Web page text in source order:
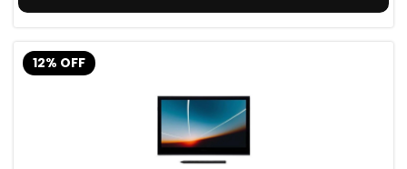
12% OFF